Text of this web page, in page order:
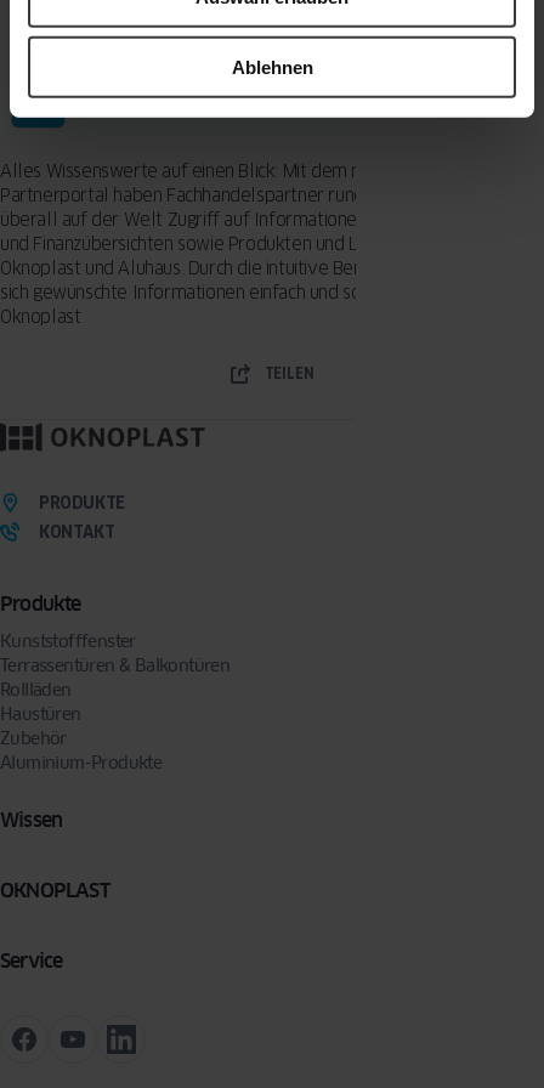
Ablehnen
Alles Wissenswerte auf einen Blick: Mit dem neuen Oknoplast-
Partnerportal haben Fachhandelspartner rund um die Uhr und von
überall auf der Welt Zugriff auf Informationen zu ihren Bestellungen
und Finanzübersichten sowie Produkten und Leistungen von
Oknoplast und Aluhaus. Durch die intuitive Benutzerführung lassen
sich gewünschte Informationen einfach und schnell abrufen. Bild:
Oknoplast
TEILEN
Produkte
Kunststofffenster
Terrassentüren & Balkontüren
Rollläden
Haustüren
Zubehör
Aluminium-Produkte
Wissen
OKNOPLAST
Service
PRODUKTE
KONTAKT